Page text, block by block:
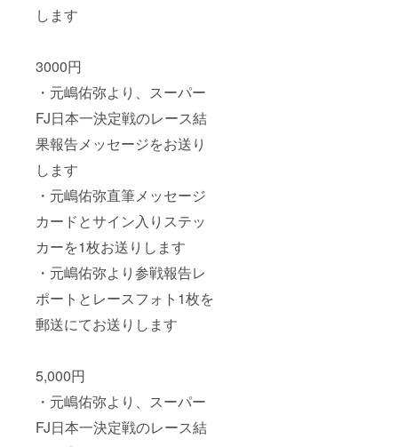
します
3000円
・元嶋佑弥より、スーパー
FJ日本一決定戦のレース結
果報告メッセージをお送り
します
・元嶋佑弥直筆メッセージ
カードとサイン入りステッ
カーを1枚お送りします
・元嶋佑弥より参戦報告レ
ポートとレースフォト1枚を
郵送にてお送りします
5,000円
・元嶋佑弥より、スーパー
FJ日本一決定戦のレース結